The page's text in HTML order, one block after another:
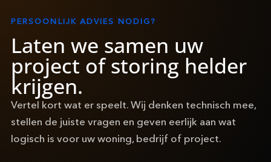
PERSOONLIJK ADVIES NODIG?
Laten we samen uw
project of storing helder
krijgen.
Vertel kort wat er speelt. Wij denken technisch mee,
stellen de juiste vragen en geven eerlijk aan wat
logisch is voor uw woning, bedrijf of project.